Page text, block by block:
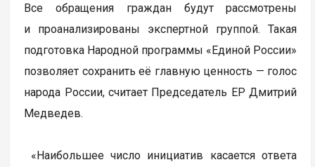
Все обращения граждан будут рассмотрены
и проанализированы экспертной группой. Такая
подготовка Народной программы «Единой России»
позволяет сохранить её главную ценность — голос
народа России, считает Председатель ЕР Дмитрий
Медведев.
«Наибольшее число инициатив касается ответа